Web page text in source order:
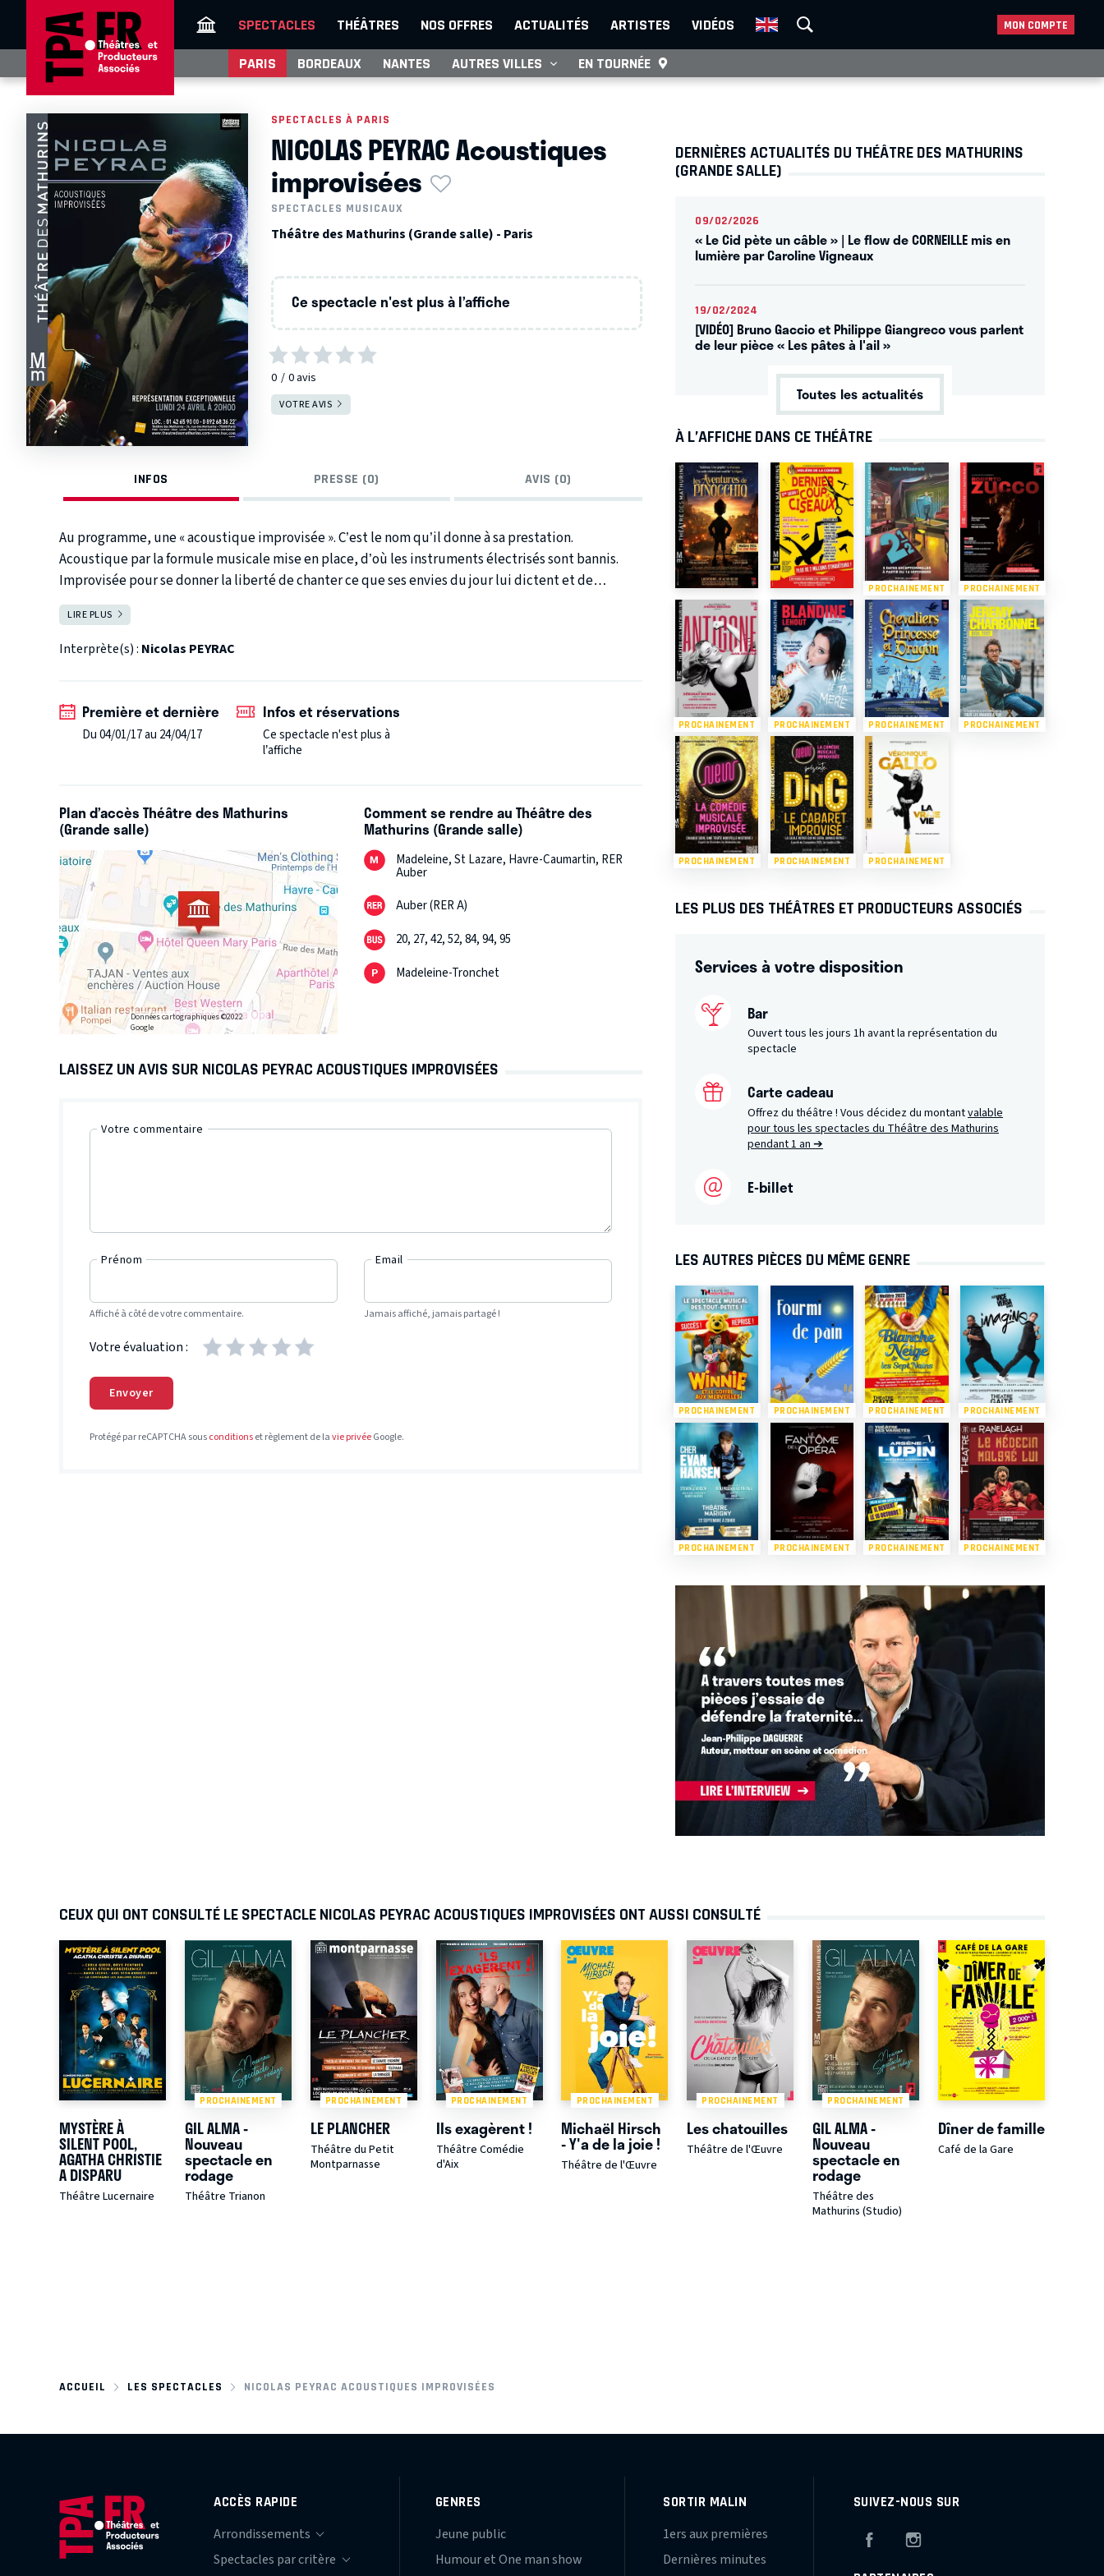
SPECTACLES THÉÂTRES NOS OFFRES ACTUALITÉS ARTISTES VIDÉOS MON COMPTE
PARIS BORDEAUX NANTES AUTRES VILLES EN TOURNÉE
SPECTACLES À PARIS
NICOLAS PEYRAC Acoustiques
improvisées
SPECTACLES MUSICAUX
Théâtre des Mathurins (Grande salle) - Paris
Ce spectacle n'est plus à l’affiche
0 0avis
VOTRE AVIS
INFOS PRESSE (0) AVIS (0)
Au programme, une « acoustique improvisée ». C’est le nom qu’il donne à sa prestation.
Acoustique par la formule musicale mise en place, d’où les instruments électrisés sont bannis.
Improvisée pour se donner la liberté de chanter ce que ses envies du jour lui dictent et de
montrer au public qu’il est autre chose que « les trois chansons inscrites sur son front ». C’est peu
dire que le bien-être est total de l’entendre. On dit toujours qu’on reconnaît le bonheur au bruit
qu’il fait en partant. La formule peut servir ici. A l’écoute de cette voix reconnaissable entre mille,
LIRE PLUS
Interprète(s) : Nicolas PEYRAC
Première et dernière
Du 04/01/17 au 24/04/17
Infos et réservations
Ce spectacle n'est plus à
l’affiche
Plan d’accès Théâtre des Mathurins
(Grande salle)
Données cartographiques ©2022
Google
Comment se rendre au Théâtre des
Mathurins (Grande salle)
Madeleine, St Lazare, Havre-Caumartin, RER
Auber
Auber (RER A)
20, 27, 42, 52, 84, 94, 95
Madeleine-Tronchet
LAISSEZ UN AVIS SUR NICOLAS PEYRAC ACOUSTIQUES IMPROVISÉES
Votre commentaire
Prénom
Affiché à côté de votre commentaire.
Email
Jamais affiché, jamais partagé !
Votre évaluation :
Envoyer
Protégé par reCAPTCHA sousconditionset règlement de lavie privéeGoogle.
DERNIÈRES ACTUALITÉS DU THÉÂTRE DES MATHURINS
(GRANDE SALLE)
09/02/2026
« Le Cid pète un câble » | Le flow de CORNEILLE mis en
lumière par Caroline Vigneaux
19/02/2024
[VIDÉO] Bruno Gaccio et Philippe Giangreco vous parlent
de leur pièce « Les pâtes à l'ail »
Toutes les actualités
À L’AFFICHE DANS CE THÉÂTRE
PROCHAINEMENT PROCHAINEMENT
PROCHAINEMENT PROCHAINEMENT PROCHAINEMENT PROCHAINEMENT
PROCHAINEMENT PROCHAINEMENT PROCHAINEMENT
LES PLUS DES THÉÂTRES ET PRODUCTEURS ASSOCIÉS
Services à votre disposition
Bar
Ouvert tous les jours 1h avant la représentation du
spectacle
Carte cadeau
Offrez du théâtre ! Vous décidez du montantvalable
pour tous les spectacles du Théâtre des Mathurins
pendant 1 an ➔
E-billet
LES AUTRES PIÈCES DU MÊME GENRE
PROCHAINEMENT PROCHAINEMENT PROCHAINEMENT PROCHAINEMENT
PROCHAINEMENT PROCHAINEMENT PROCHAINEMENT PROCHAINEMENT
CEUX QUI ONT CONSULTÉ LE SPECTACLE NICOLAS PEYRAC ACOUSTIQUES IMPROVISÉES ONT AUSSI CONSULTÉ
MYSTÈRE À
SILENT POOL,
AGATHA CHRISTIE
A DISPARU
Théâtre Lucernaire
PROCHAINEMENT
GIL ALMA -
Nouveau
spectacle en
rodage
Théâtre Trianon
PROCHAINEMENT
LE PLANCHER
Théâtre du Petit
Montparnasse
PROCHAINEMENT
Ils exagèrent !
Théâtre Comédie
d'Aix
PROCHAINEMENT
Michaël Hirsch
- Y'a de la joie !
Théâtre de l'Œuvre
PROCHAINEMENT
Les chatouilles
Théâtre de l'Œuvre
PROCHAINEMENT
GIL ALMA -
Nouveau
spectacle en
rodage
Théâtre des
Mathurins (Studio)
Dîner de famille
Café de la Gare
ACCUEIL LES SPECTACLES NICOLAS PEYRAC ACOUSTIQUES IMPROVISÉES
ACCÈS RAPIDE GENRES
Jeune public
Humour et One man show
SORTIR MALIN
1ers aux premières
Dernières minutes
SUIVEZ-NOUS SUR
Facebook